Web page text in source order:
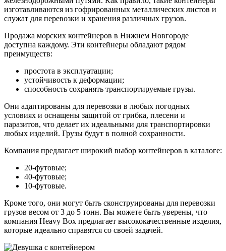
изготавливаются из гофрированных металлических листов и
служат для перевозки и хранения различных грузов.
Продажа морских контейнеров в Нижнем Новгороде
доступна каждому. Эти контейнеры обладают рядом
преимуществ:
простота в эксплуатации;
устойчивость к деформации;
способность сохранять транспортируемые грузы.
Они адаптированы для перевозки в любых погодных
условиях и оснащены защитой от грибка, плесени и
паразитов, что делает их идеальными для транспортировки
любых изделий. Грузы будут в полной сохранности.
Компания предлагает широкий выбор контейнеров в каталоге:
20-футовые;
40-футовые;
10-футовые.
Кроме того, они могут быть сконструированы для перевозки
грузов весом от 3 до 5 тонн. Вы можете быть уверены, что
компания Heavy Box предлагает высококачественные изделия,
которые идеально справятся со своей задачей.